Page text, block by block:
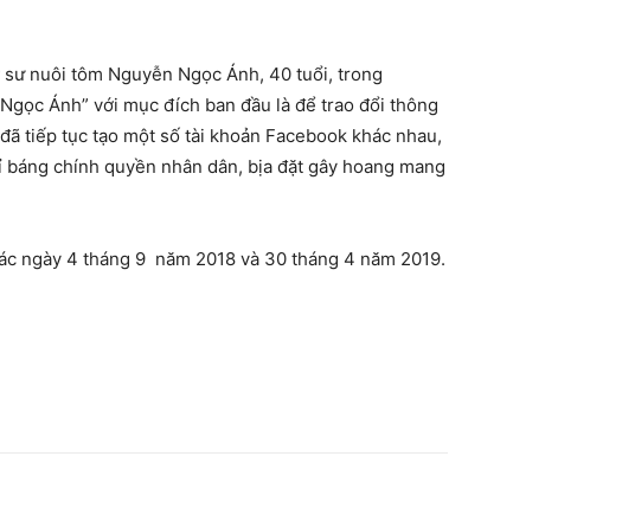
nuôi tôm Nguyễn Ngọc Ánh, 40 tuổi, trong
Ánh” với mục đích ban đầu là để trao đổi thông
tiếp tục tạo một số tài khoản Facebook khác nhau,
chính quyền nhân dân, bịa đặt gây hoang mang
ngày 4 tháng 9 năm 2018 và 30 tháng 4 năm 2019.